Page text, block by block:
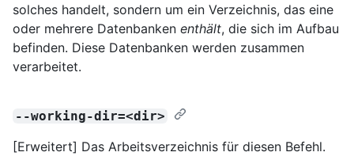
solches handelt, sondern um ein Verzeichnis, das eine
oder mehrere Datenbanken enthält, die sich im Aufbau
befinden. Diese Datenbanken werden zusammen
verarbeitet.
--working-dir=<dir>
[Erweitert] Das Arbeitsverzeichnis für diesen Befehl.